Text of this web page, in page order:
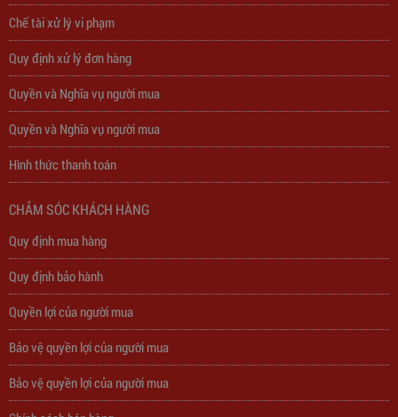
310,000đ
Chế tài xử lý vi phạm
Quy định xử lý đơn hàng
Quyền và Nghĩa vụ người mua
Quyền và Nghĩa vụ người mua
Hình thức thanh toán
CHẮM SÓC KHÁCH HÀNG
Quy định mua hàng
Quy định bảo hành
Quyền lợi của người mua
Bảo vệ quyền lợi của người mua
Bảo vệ quyền lợi của người mua